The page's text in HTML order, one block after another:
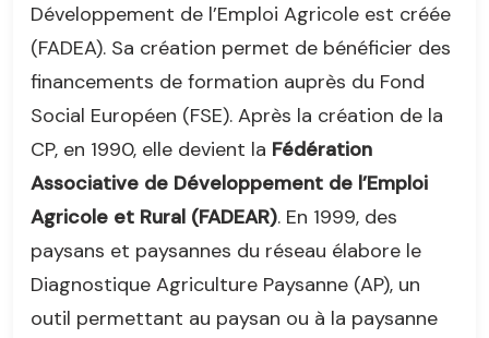
Développement de l’Emploi Agricole est créée
(FADEA). Sa création permet de bénéficier des
financements de formation auprès du Fond
Social Européen (FSE). Après la création de la
CP, en 1990, elle devient la Fédération
Associative de Développement de l’Emploi
Agricole et Rural (FADEAR). En 1999, des
paysans et paysannes du réseau élabore le
Diagnostique Agriculture Paysanne (AP), un
outil permettant au paysan ou à la paysanne